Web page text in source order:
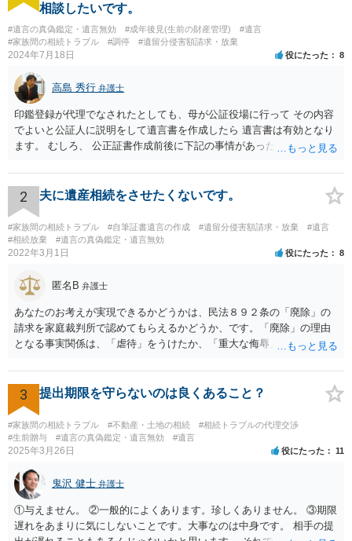
相談したいです。
#遺言の真偽鑑定・遺言無効 #成年後見(生前の財産管理)
#遺言
#家族間の相続トラブル
#調停 #遺留分侵害額請求・放棄
2024年7月18日 役にたった 8
高島 秀行 弁護士
印鑑登録が代理でなされたとしても、母が公証役場に行って その内容
でよいと公証人に説明をして遺言書を作成したら 遺言書は有効となり
ます。 むしろ、 公正証書作成前後に下記の事情があったことが証明で
月に携帯が新しくなった母からの第一声は「ここにいたら殺される」
「面会に来てくれ」で、長男に聞くと「面会は出来ない。俺は携帯電
話の使い方を教える為に会っている」「母の話は聞かなくて良い」と
電話が切れました。その後の電話でも「食事に毒が入っている」「体
にチップが埋められている」等、おかしかったです。 当時の診療記
録、介護認定の資料、介護記録を取得して 弁護士に面談で相談された
2 夫に遺産相続をさせたくないです。
#家族間の相続トラブル #自筆証書遺言の作成 #遺留分侵害額請求・放棄
#遺言
#相続放棄
#遺言の真偽鑑定・遺言無効
2022年3月1日 役にたった 8
匿名B 弁護士
あなたのお考えが実現できるかどうかは、民法８９２条の「廃除」の
請求を家庭裁判所で認めてもらえるかどうか、です。「廃除」の理由
となる事実関係は、「虐待」をうけたか、「重大な侮辱」を受けた
「廃除」は遺言でも可能です（民法８９３条）。 弁護士に具体的な事
情を話して相談して、「廃除」が可能か、実際に法律相談を受けるこ
とをお勧めします。
3 提出期限を守らないのは良くあること？
#家族間の相続トラブル #不動産・土地の相続
#相続トラブルの代理交渉
#生前贈与
#遺言の真偽鑑定・遺言無効 #遺言
2025年3月26日 役にたった 11
鬼沢 健士 弁護士
①与えません。 ②一般的によくあります。珍しくありません。 ③期限
遅れをあまりに気にしないことです。大事なのは中身です。 相手の提